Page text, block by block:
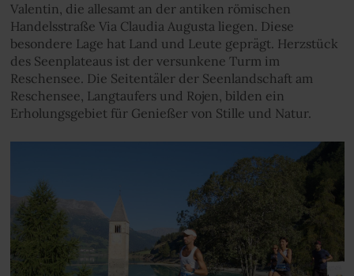
Valentin, die allesamt an der antiken römischen
Handelsstraße Via Claudia Augusta liegen. Diese
besondere Lage hat Land und Leute geprägt. Herzstück
des Seenplateaus ist der versunkene Turm im
Reschensee. Die Seitentäler der Seenlandschaft am
Reschensee, Langtaufers und Rojen, bilden ein
Erholungsgebiet für Genießer von Stille und Natur.